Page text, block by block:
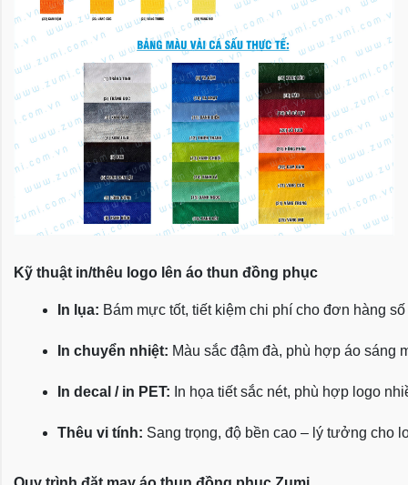
Kỹ thuật in/thêu logo lên áo thun đồng phục
In lụa: Bám mực tốt, tiết kiệm chi phí cho đơn hàng
In chuyển nhiệt: Màu sắc đậm đà, phù hợp áo sáng
In decal / in PET: In họa tiết sắc nét, phù hợp logo
Thêu vi tính: Sang trọng, độ bền cao – lý tưởng cho